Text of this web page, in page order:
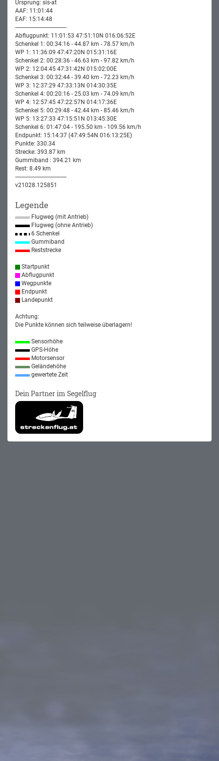
Ursprung: sis-at
AAF: 11:01:44
EAF: 15:14:48
-----------------------------------
Abflugpunkt: 11:01:53 47:51:10N 016:06:52E
Schenkel 1: 00:34:16 - 44.87 km - 78.57 km/h
WP 1: 11:36:09 47:47:20N 015:31:16E
Schenkel 2: 00:28:36 - 46.63 km - 97.82 km/h
WP 2: 12:04:45 47:31:42N 015:02:00E
Schenkel 3: 00:32:44 - 39.40 km - 72.23 km/h
WP 3: 12:37:29 47:33:13N 014:30:35E
Schenkel 4: 00:20:16 - 25.03 km - 74.09 km/h
WP 4: 12:57:45 47:22:57N 014:17:36E
Schenkel 5: 00:29:48 - 42.44 km - 85.46 km/h
WP 5: 13:27:33 47:15:51N 013:45:30E
Schenkel 6: 01:47:04 - 195.50 km - 109.56 km/h
Endpunkt: 15:14:37 (47:49:54N 016:13:25E)
Punkte: 330.34
Strecke: 393.87 km
Gummiband : 394.21 km
Rest: 8.49 km
-----------------------------------
v21028.125851
Legende
Flugweg (mit Antrieb)
Flugweg (ohne Antrieb)
6 Schenkel
Gummiband
Reststrecke
Startpunkt
Abflugpunkt
Wegpunkte
Endpunkt
Landepunkt
Achtung:
Die Punkte können sich teilweise überlagern!
Sensorhöhe
GPS-Höhe
Motorsensor
Geländehöhe
gewertete Zeit
Dein Partner im Segelflug